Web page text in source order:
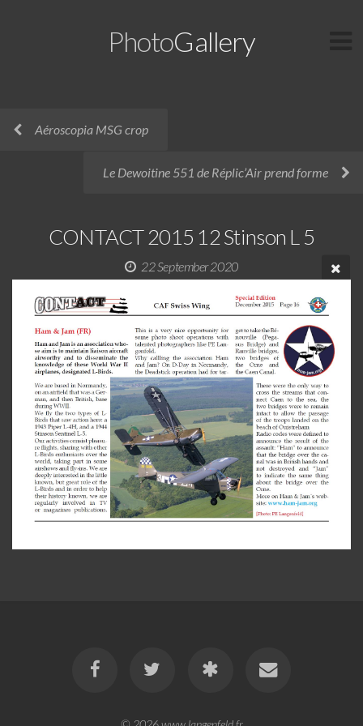
PhotoGallery
Aéroscopia MSG crop
Le Dewoitine 551 de Réplic’Air prend forme
CONTACT 2015 12 Stinson L 5
22 September 2020